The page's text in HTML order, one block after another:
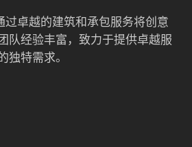
卓越的建筑和承包服务将创意
队经验丰富，致力于提供卓越服
独特需求。